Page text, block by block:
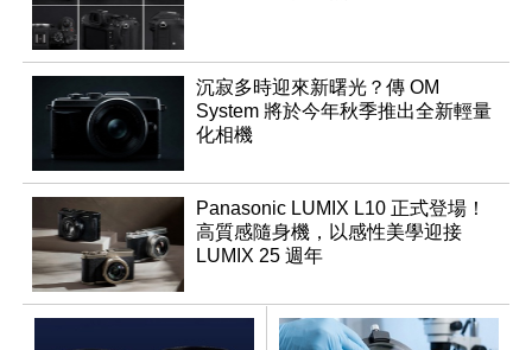
沉寂多時迎來新曙光？傳 OM
System 將於今年秋季推出全新輕量
化相機
Panasonic LUMIX L10 正式登場！
高質感隨身機，以感性美學迎接
LUMIX 25 週年